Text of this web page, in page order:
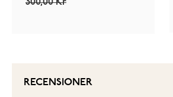
300,00 Kr
RECENSIONER